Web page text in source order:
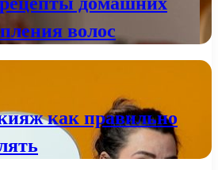
волос
как правильно